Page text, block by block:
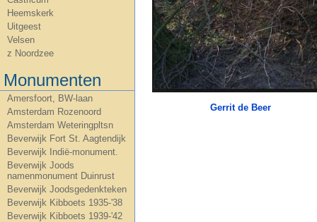
Heemskerk
Uitgeest
Velsen
z Noordzee
Monumenten
Amersfoort, BW-laan
Amsterdam Rozenoord
Amsterdam Weteringpltsn
Beverwijk Fort St. Aagtendijk
Beverwijk Indië-monument.
Beverwijk Joods
namenmonument Duinrust
Beverwijk Joodsgedenkteken
Beverwijk Kibboets 1935-'38
Beverwijk Kibboets 1939-'42
Gerrit de Beer